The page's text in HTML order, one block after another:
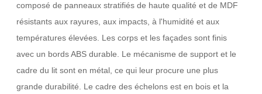
composé de panneaux stratifiés de haute qualité et de MDF
résistants aux rayures, aux impacts, à l'humidité et aux
températures élevées. Les corps et les façades sont finis
avec un bords ABS durable. Le mécanisme de support et le
cadre du lit sont en métal, ce qui leur procure une plus
grande durabilité. Le cadre des échelons est en bois et la